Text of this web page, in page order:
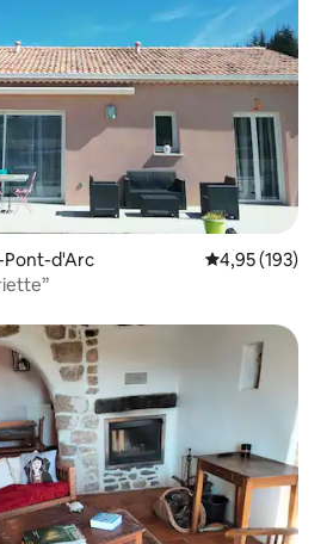
Pont-d'Arc Prosječna
4,95 (193)